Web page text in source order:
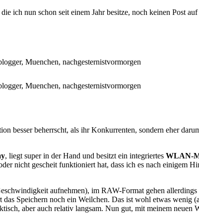
ich nun schon seit einem Jahr besitze, noch keinen Post
besser beherrscht, als ihr Konkurrenten, sondern eher
, liegt super in der Hand und besitzt ein integriertes WLAN-
nicht gescheit funktioniert hat, dass ich es nach einigem
aufnehmen), im RAW-Format gehen
Speichern noch ein Weilchen. Das ist wohl etwas wenig
aber auch relativ langsam. Nun gut, mit meinem